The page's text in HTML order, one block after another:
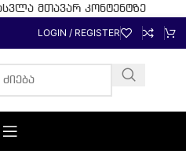
მთავარ კონტენტზე
LOGIN / REGISTER